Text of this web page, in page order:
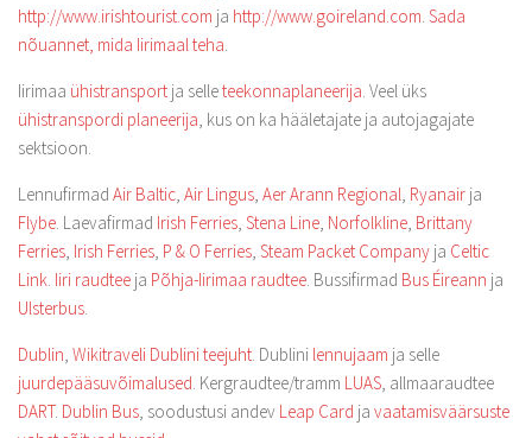
http://www.irishtourist.com ja http://www.goireland.com. Sada
nõuannet, mida Iirimaal teha.
Iirimaa ühistransport ja selleteekonnaplaneerija. Veel üks
ühistranspordi planeerija, kus on ka hääletajate ja autojagajate
sektsioon.
Lennufirmad Air Baltic, Air Lingus, Aer Arann Regional, Ryanair ja
Flybe. Laevafirmad Irish Ferries, Stena Line, Norfolkline, Brittany
Ferries, Irish Ferries, P & O Ferries, Steam Packet Company ja Celtic
Link. Iiri raudtee ja Põhja-Iirimaa raudtee. Bussifirmad Bus Éireann ja
Ulsterbus.
Dublin, Wikitraveli Dublini teejuht. Dublini lennujaam ja selle
juurdepääsuvõimalused. Kergraudtee/tramm LUAS, allmaaraudtee
DART. Dublin Bus, soodustusi andev Leap Card ja vaatamisväärsuste